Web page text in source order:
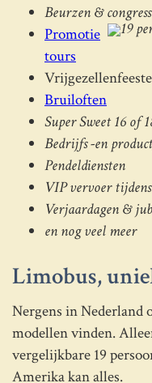
Beurzen &
Promotie
tours
Bruiloften
Super Sweet 16 of
Bedrijfs -en
Pendeldiensten
VIP vervoer
Verjaardagen &
en nog veel meer
Limobus,
Nergens in Nederland
modellen vinden.
vergelijkbare 19
Amerika kan alles.